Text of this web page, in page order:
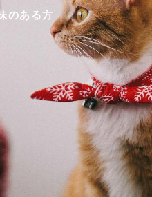
のある方